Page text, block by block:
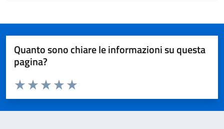
Quanto sono chiare le informazioni su questa
pagina?
Valuta da 1 a 5 stelle la pagina
Valuta 5 stelle su 5
Valuta 4 stelle su 5
Valuta 3 stelle su 5
Valuta 2 stelle su 5
Valuta 1 stelle su 5